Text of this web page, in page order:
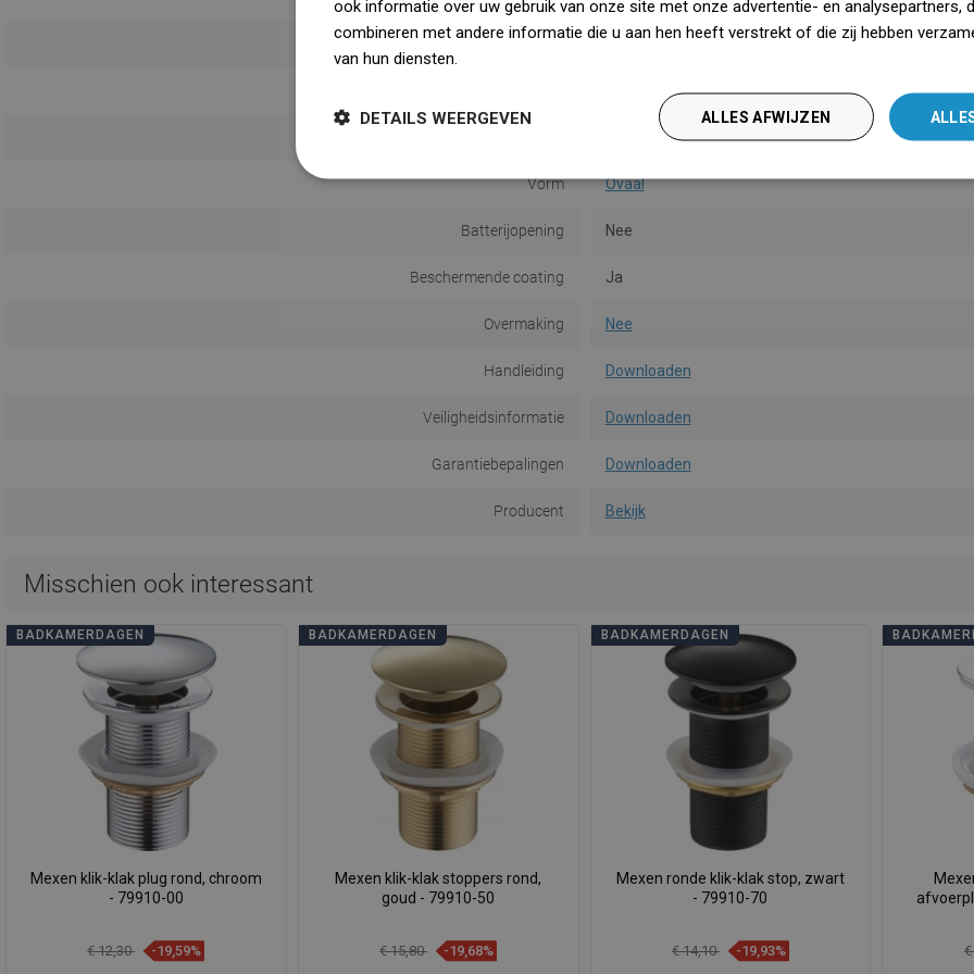
Oppervlakte Mat
Vorm Ovaal
Batterijopening Nee
Beschermende coating Ja
Overmaking Nee
Handleiding Downloaden
Veiligheidsinformatie Downloaden
Garantiebepalingen Downloaden
Producent Bekijk
Misschien ook interessant
BADKAMERDAGEN
Mexen klik-klak plug rond, chroom
- 79910-00
€ 12,30 -19,59%
BADKAMERDAGEN
Mexen klik-klak stoppers rond,
goud - 79910-50
€ 15,80 -19,68%
BADKAMERDAGEN
Mexen ronde klik-klak stop, zwart
- 79910-70
€ 14,10 -19,93%
ook informatie over uw gebruik van onze site met onze advertentie- en analysepartners,
combineren met andere informatie die u aan hen heeft verstrekt of die zij hebben
van hun diensten.
ALLES AFWIJZEN
DETAILS WEERGEVEN